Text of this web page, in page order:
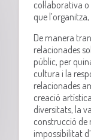
col·laborativa
que l’organitza,
De manera
relacionades
públic, per
cultura i la
relacionades
creació
diversitats, la
construcció de
impossibilitat